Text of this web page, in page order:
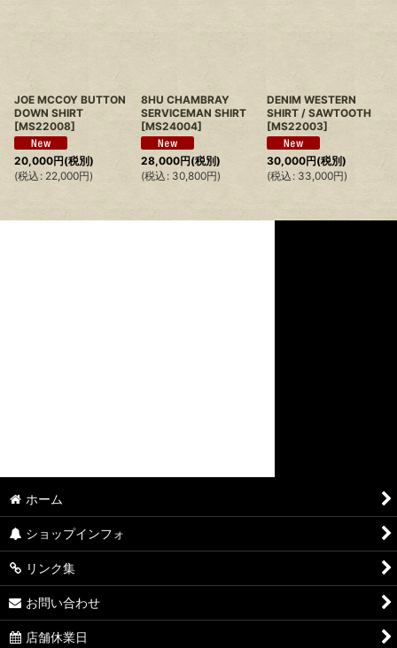
JOE MCCOY BUTTON
DOWN SHIRT
[MS22008]
20,000円(税別)
(税込 : 22,000円)
8HU CHAMBRAY
SERVICEMAN SHIRT
[MS24004]
28,000円(税別)
(税込 : 30,800円)
DENIM WESTERN
SHIRT / SAWTOOTH
[MS22003]
30,000円(税別)
(税込 : 33,000円)
ホーム
ショップインフォ
リンク集
お問い合わせ
店舗休業日